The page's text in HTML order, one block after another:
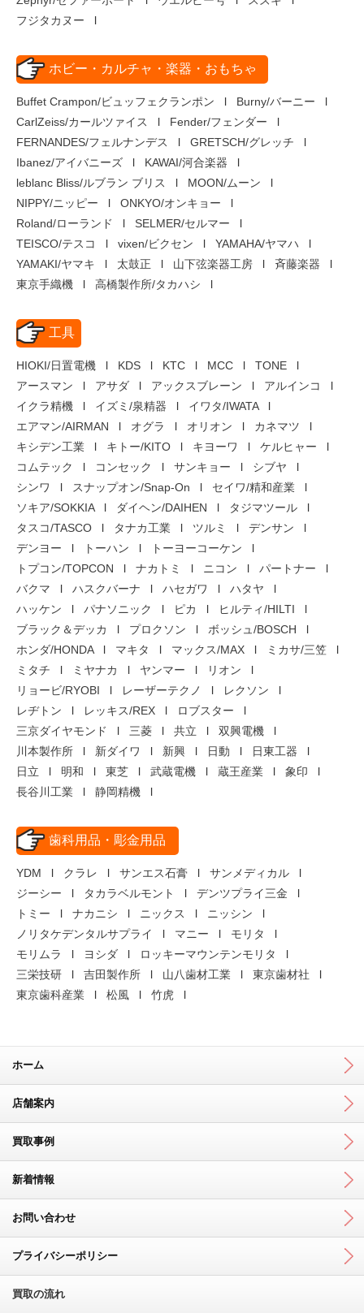
フジタカヌー
ホビー・カルチャ・楽器・おもちゃ
Buffet Crampon/ビュッフェクランポン
Burny/バーニー
CarlZeiss/カールツァイス
Fender/フェンダー
FERNANDES/フェルナンデス
GRETSCH/グレッチ
Ibanez/アイバニーズ
KAWAI/河合楽器
leblanc Bliss/ルブラン ブリス
MOON/ムーン
NIPPY/ニッピー
ONKYO/オンキョー
Roland/ローランド
SELMER/セルマー
TEISCO/テスコ
vixen/ビクセン
YAMAHA/ヤマハ
YAMAKI/ヤマキ
太鼓正 山下弦楽器工房
斉藤楽器
東京手織機
高橋製作所/タカハシ
工具
HIOKI/日置電機 KDS KTC MCC
TONE
アースマン
アサダ アックスブレーン
アルインコ
イクラ精機
イズミ/泉精器
イワタ/IWATA
エアマン/AIRMAN
オグラ オリオン
カネマツ
キシデン工業
キトー/KITO キヨーワ
ケルヒャー
コムテック
コンセック サンキョー
シブヤ
シンワ
スナップオン/Snap-On
セイワ/精和産業
ソキア/SOKKIA
ダイヘン/DAIHEN
タジマツール
タスコ/TASCO
タナカ工業 ツルミ
デンサン
デンヨー
トーハン
トーヨーコーケン
トプコン/TOPCON
ナカトミ ニコン
パートナー
バクマ
ハスクバーナ ハセガワ
ハタヤ
ハッケン
パナソニック ピカ
ヒルティ/HILTI
ブラック＆デッカ
プロクソン
ボッシュ/BOSCH
ホンダ/HONDA
マキタ マックス/MAX
ミカサ/三笠
ミタチ
ミヤナカ ヤンマー
リオン
リョービ/RYOBI
レーザーテクノ
レクソン
レヂトン
レッキス/REX
ロブスター
三京ダイヤモンド
三菱 共立
双興電機
川本製作所
新ダイワ 新興 日動
日東工器
日立
明和 東芝 武蔵電機 蔵王産業
象印
長谷川工業
静岡精機
歯科用品・彫金用品
YDM クラレ サンエス石膏
サンメディカル
ジーシー
タカラベルモント
デンツプライ三金
トミー
ナカニシ ニックス
ニッシン
ノリタケデンタルサプライ
マニー
モリタ
モリムラ
ヨシダ
ロッキーマウンテンモリタ
三栄技研
吉田製作所 山八歯材工業
東京歯材社
東京歯科産業
松風 竹虎
ホーム
店舗案内
買取事例
新着情報
お問い合わせ
プライバシーポリシー
買取の流れ